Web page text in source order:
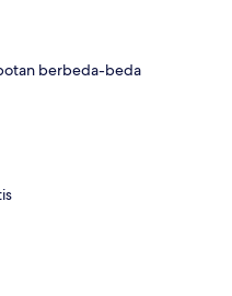
berbeda-beda